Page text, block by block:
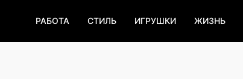
РАБОТА СТИЛЬ ИГРУШКИ ЖИЗНЬ